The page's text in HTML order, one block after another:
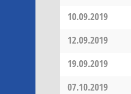
10.09.2019
12.09.2019
19.09.2019
07.10.2019